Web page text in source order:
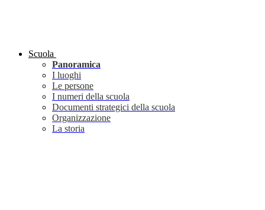
Scuola
Panoramica
I luoghi
Le persone
I numeri della scuola
Documenti strategici della scuola
Organizzazione
La storia